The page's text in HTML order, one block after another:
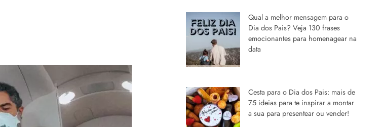
Qual a melhor mensagem para o
Dia dos Pais? Veja 130 frases
emocionantes para homenagear na
data
Cesta para o Dia dos Pais: mais de
75 ideias para te inspirar a montar
a sua para presentear ou vender!